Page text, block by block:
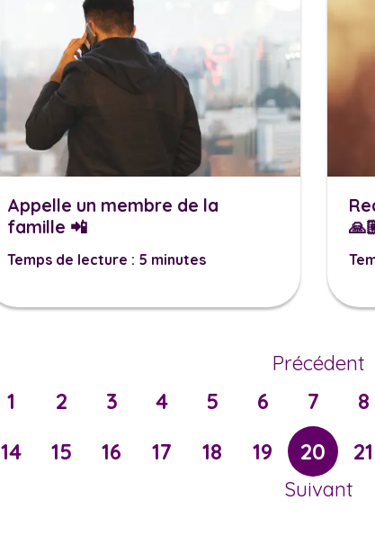
Appelle un membre de la
famille 📲
Temps de lecture : 5 minutes
Précédent
1 2 3 4 5 6 7 8
14
15 16 17 18 19 20 21
Suivant